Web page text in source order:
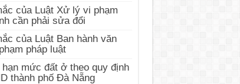
của Luật Xử lý vi phạm
cần phải sửa đổi
của Luật Ban hành văn
pháp luật
hạn mức đất ở theo quy định
thành phố Đà Nẵng